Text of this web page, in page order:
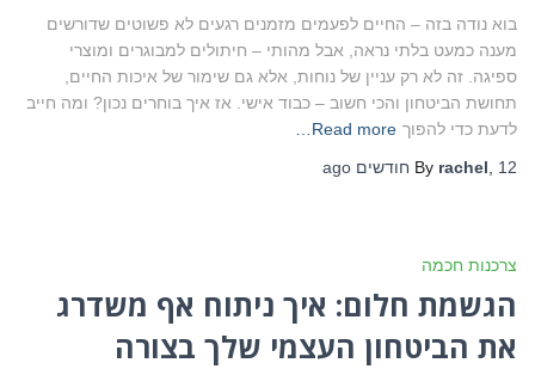
בוא נודה בזה – החיים לפעמים מזמנים רגעים לא פשוטים שדורשים
מענה כמעט בלתי נראה, אבל מהותי – חיתולים למבוגרים ומוצרי
ספיגה. זה לא רק עניין של נוחות, אלא גם שימור של איכות החיים,
תחושת הביטחון והכי חשוב – כבוד אישי. אז איך בוחרים נכון? ומה חייב
לדעת כדי להפוך Read more…
By rachel 12 חודשים
צרכנות חכמה
הגשמת חלום: איך ניתוח אף משדרג
את הביטחון העצמי שלך בצורה